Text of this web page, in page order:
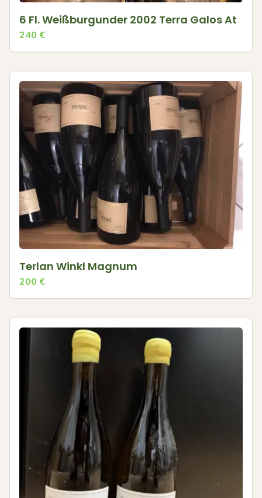
6 Fl. Weißburgunder 2002 Terra Galos At
240 €
Terlan Winkl Magnum
200 €